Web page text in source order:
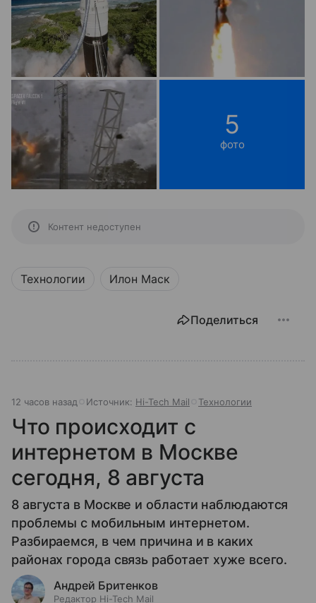
5
фото
Контент недоступен
Технологии Илон Маск
Поделиться
12 часов назад Источник: Hi-Tech Mail Технологии
Что происходит с
интернетом в Москве
сегодня, 8 августа
8 августа в Москве и области наблюдаются
проблемы с мобильным интернетом.
Разбираемся, в чем причина и в каких
районах города связь работает хуже всего.
Андрей Бритенков
Редактор Hi-Tech Mail